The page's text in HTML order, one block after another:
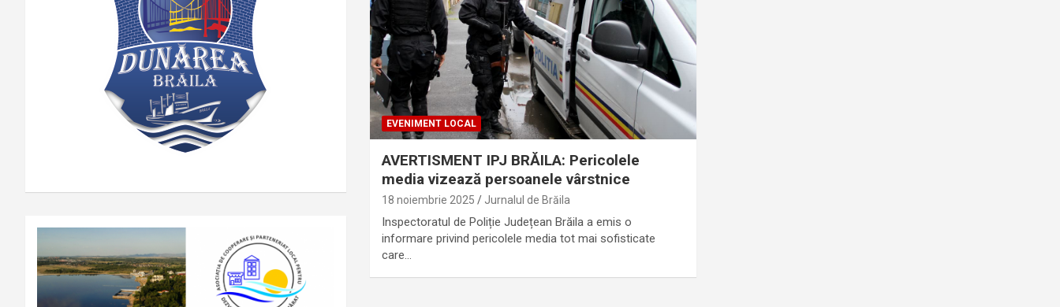
EVENIMENT LOCAL
AVERTISMENT IPJ BRĂILA: Pericolele
media vizează persoanele vârstnice
18 noiembrie 2025 Jurnalul de Brăila
Inspectoratul de Poliție Județean Brăila a emis o
informare privind pericolele media tot mai sofisticate
care…